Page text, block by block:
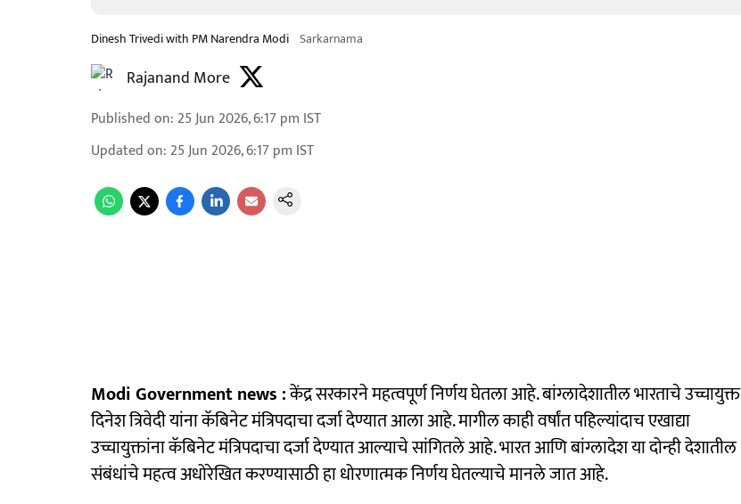
Dinesh Trivedi with PM Narendra Modi Sarkarnama
Rajanand More
Published on: 25 Jun 2026, 6:17 pm IST
Updated on: 25 Jun 2026, 6:17 pm IST
Modi Government news :केंद्र सरकारने महत्वपूर्ण निर्णय घेतला आहे. बांग्लादेशातील भारताचे उच्चायुक्त
दिनेश त्रिवेदी यांना कॅबिनेट मंत्रि‍पदाचा दर्जा देण्यात आला आहे. मागील काही वर्षांत पहिल्यांदाच एखाद्या
उच्चायुक्तांना कॅबिनेट मंत्रि‍पदाचा दर्जा देण्यात आल्याचे सांगितले आहे. भारत आणि बांग्लादेश या दोन्ही देशातील
संबंधांचे महत्व अधोरेखित करण्यासाठी हा धोरणात्मक निर्णय घेतल्याचे मानले जात आहे.